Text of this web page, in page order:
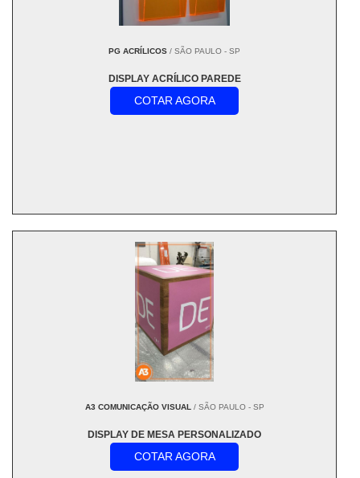
PG ACRÍLICOS / SÃO PAULO - SP
DISPLAY ACRÍLICO PAREDE
COTAR AGORA
A3 COMUNICAÇÃO VISUAL/ SÃO PAULO - SP
DISPLAY DE MESA PERSONALIZADO
COTAR AGORA